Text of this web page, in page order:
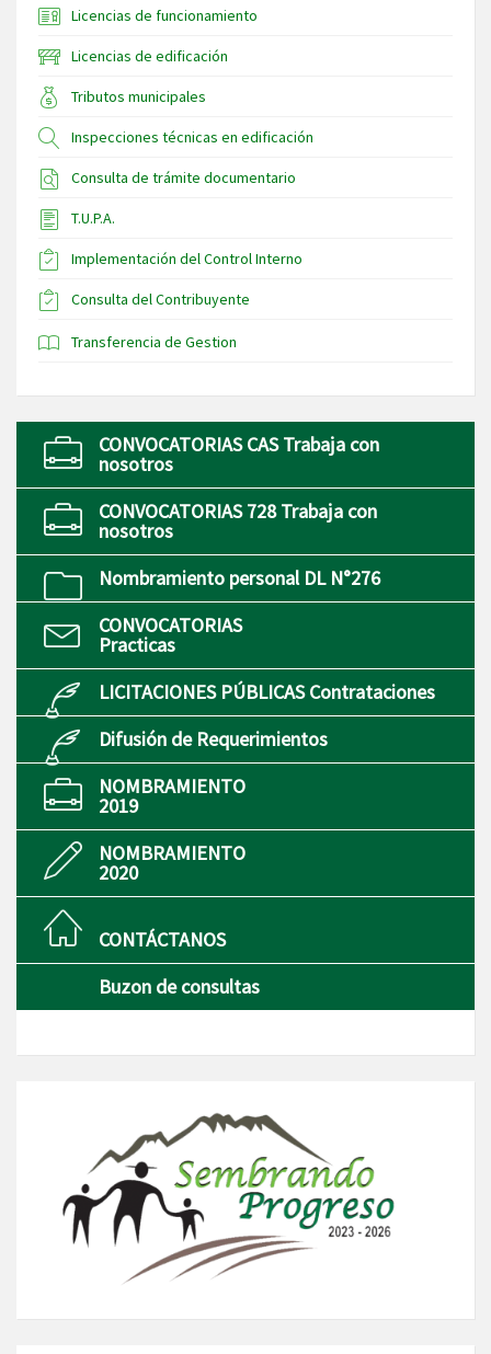
Licencias de funcionamiento
Licencias de edificación
Tributos municipales
Inspecciones técnicas en edificación
Consulta de trámite documentario
T.U.P.A.
Implementación del Control Interno
Consulta del Contribuyente
Transferencia de Gestion
CONVOCATORIAS CAS Trabaja con
nosotros
CONVOCATORIAS 728 Trabaja con
nosotros
Nombramiento personal DL N°276
CONVOCATORIAS
Practicas
LICITACIONES PÚBLICAS Contrataciones
Difusión de Requerimientos
NOMBRAMIENTO
2019
NOMBRAMIENTO
2020
CONTÁCTANOS
Buzon de consultas